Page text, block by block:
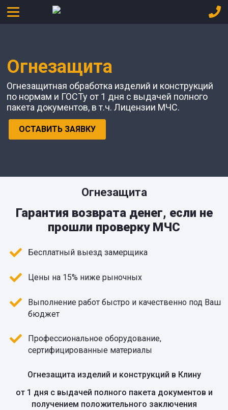
Огнезащита
Огнезащитная обработка изделий и конструкций
по нормам и ГОСТу от 1 дня с выдачей полного
пакета документов, в т.ч. Лицензии МЧС.
ОСТАВИТЬ ЗАЯВКУ
Огнезащита
Гарантия возврата денег, если не
прошли проверку МЧС
Бесплатный выезд замерщика
Цены на 15% ниже рыночных
Выполнение работ быстро и качественно под Ваш
бюджет
Профессиональное оборудование,
сертифицированные материалы
Огнезащита изделий и конструкций в Клину
от 1 дня с выдачей полного пакета документов и
получением положительного заключения